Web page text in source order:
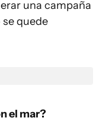
una campaña
quede
el mar?